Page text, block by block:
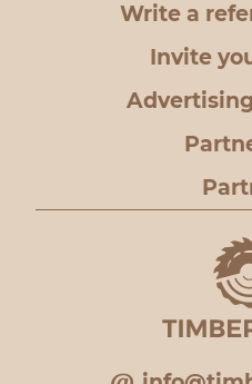
Write a
Invite